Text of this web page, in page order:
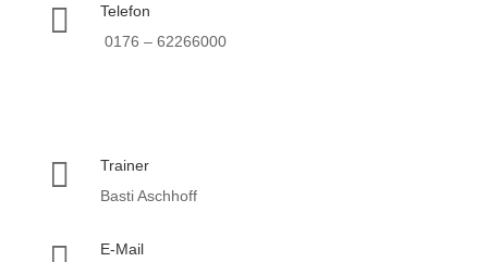

Telefon
0176 – 62266000

Trainer
Basti Aschhoff
E-Mail